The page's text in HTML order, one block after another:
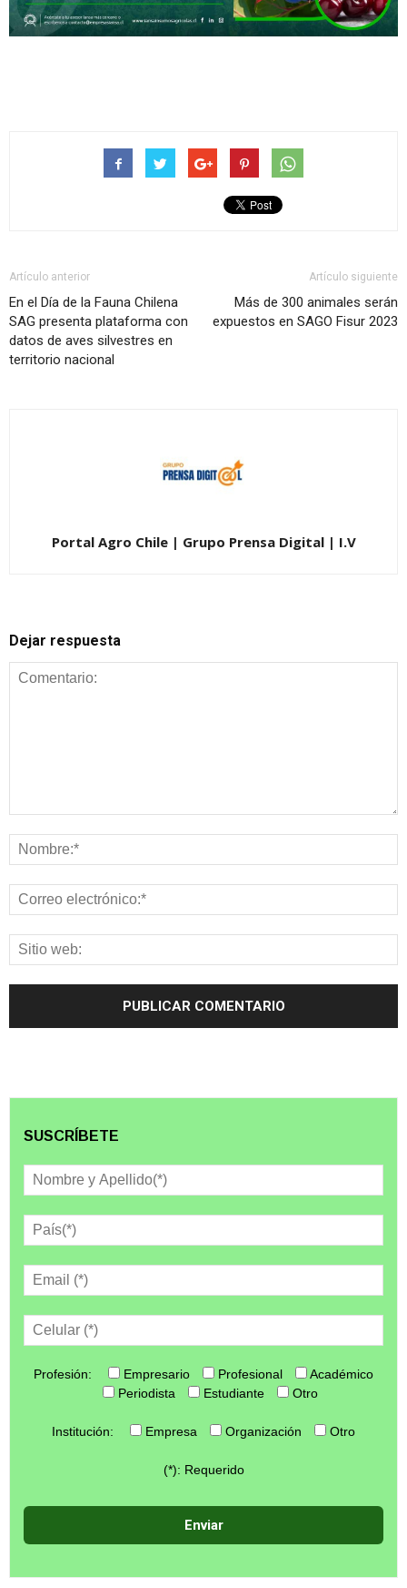
Artículo anterior
En el Día de la Fauna Chilena
SAG presenta plataforma con
datos de aves silvestres en
territorio nacional
Artículo siguiente
Más de 300 animales serán
expuestos en SAGO Fisur 2023
Portal Agro Chile | Grupo Prensa Digital | I.V
Dejar respuesta
SUSCRÍBETE
Profesión: Empresario Profesional
Académico
Periodista
Estudiante Otro
Institución: Empresa Organización Otro
(*): Requerido